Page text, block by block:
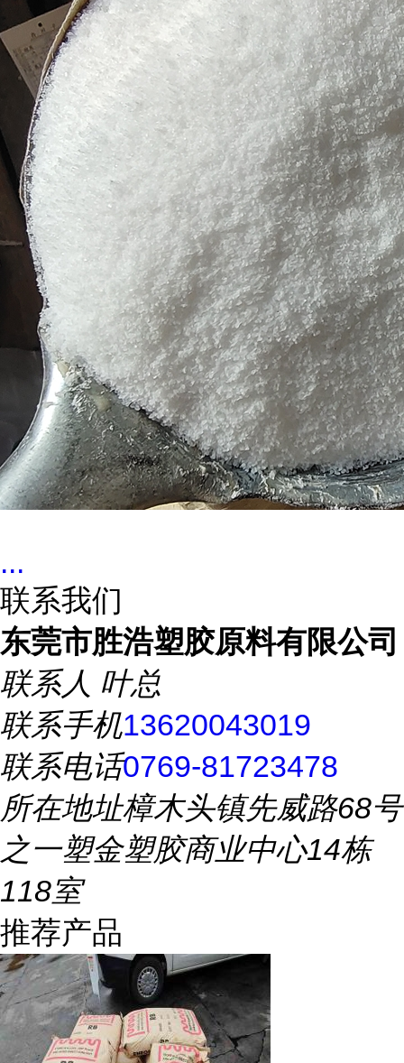
...
联系我们
东莞市胜浩塑胶原料有限公司
联系人 叶总
联系手机13620043019
联系电话0769-81723478
所在地址樟木头镇先威路68号
之一塑金塑胶商业中心14栋
118室
推荐产品